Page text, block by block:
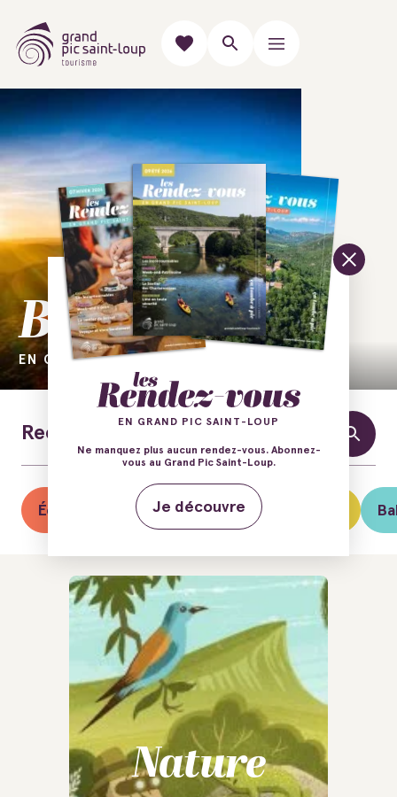
Bienvenue
EN GRAND PIC SAINT-LOUP
Éclipse solaire du 12 août Guinguettes
Nature
EN GRAND PIC SAINT-LOUP
Ne manquez plus aucun rendez-vous. Abonnez-
vous au Grand Pic Saint-Loup.
Je découvre